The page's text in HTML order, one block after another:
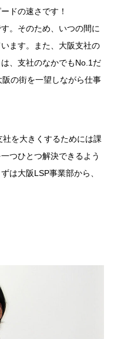
ドの速さです！
。そのため、いつの間に
ます。また、大阪支社の
、支社のなかでもNo.1だ
の街を一望しながら仕事
を大きくするためには課
つひとつ解決できるよう
は大阪LSP事業部から、